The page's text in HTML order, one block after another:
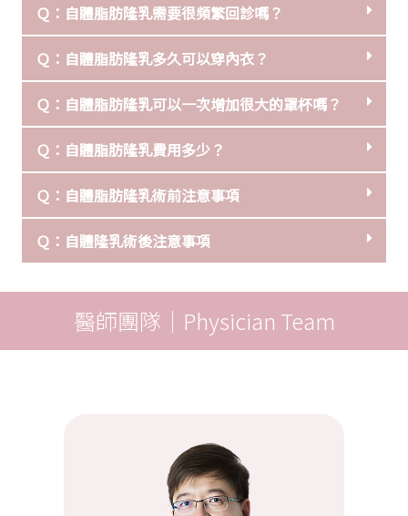
Ｑ：自體脂肪隆乳需要很頻繁回診嗎？
Ｑ：自體脂肪隆乳多久可以穿內衣？
Ｑ：自體脂肪隆乳可以一次增加很大的罩杯嗎？
Ｑ：自體脂肪隆乳費用多少？
Ｑ：自體脂肪隆乳術前注意事項
Ｑ：自體隆乳術後注意事項
醫師團隊｜Physician Team